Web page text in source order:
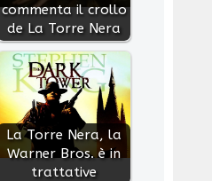
commenta il crollo
de La Torre Nera
La Torre Nera, la
Warner Bros. è in
trattative